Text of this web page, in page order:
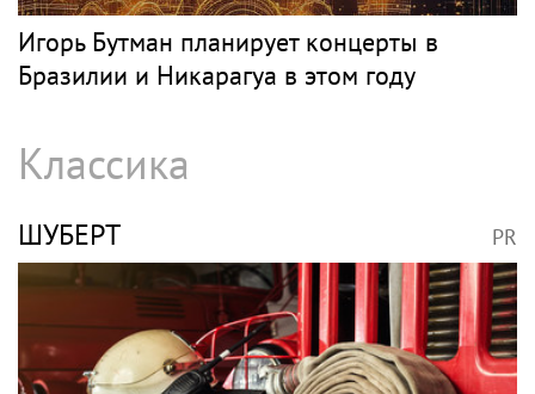
Игорь Бутман планирует концерты в
Бразилии и Никарагуа в этом году
Классика
ШУБЕРТ PR